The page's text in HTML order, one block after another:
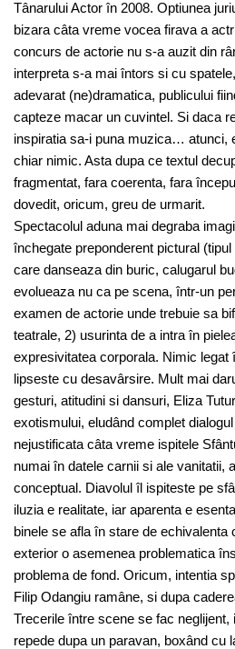
Tânarului Actor în 2008. Optiunea
bizara câta vreme vocea firava a
concurs de actorie nu s-a auzit din
interpreta s-a mai întors si cu
adevarat (ne)dramatica, publicului
capteze macar un cuvintel. Si daca
inspiratia sa-i puna muzica… atunci,
chiar nimic. Asta dupa ce textul
fragmentat, fara coerenta, fara
dovedit, oricum, greu de urmarit.
Spectacolul aduna mai degraba
închegate preponderent pictural
care danseaza din buric, calugarul
evolueaza nu ca pe scena, într-un
examen de actorie unde trebuie sa
teatrale, 2) usurinta de a intra în
expresivitatea corporala. Nimic legat
lipseste cu desavârsire. Mult mai
gesturi, atitudini si dansuri, Eliza
exotismului, eludând complet
nejustificata câta vreme ispitele
numai în datele carnii si ale vanitatii,
conceptual. Diavolul îl ispiteste pe
iluzia e realitate, iar aparenta e
binele se afla în stare de echivalenta
exterior o asemenea problematica
problema de fond. Oricum, intentia
Filip Odangiu ramâne, si dupa
Trecerile între scene se fac
repede dupa un paravan, boxând cu